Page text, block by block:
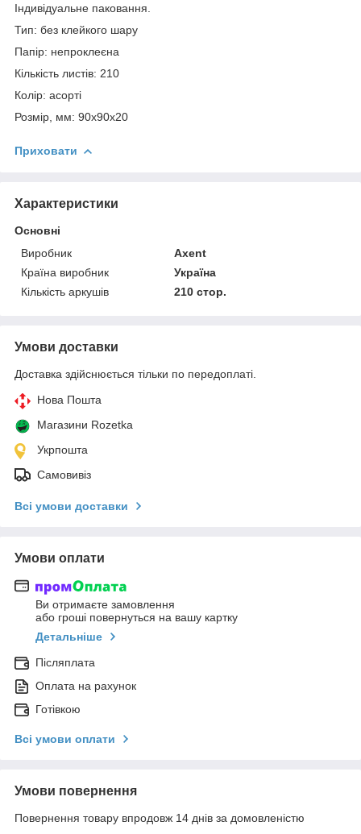
Індивідуальне паковання.
Тип: без клейкого шару
Папір: непроклеєна
Кількість листів: 210
Колір: асорті
Розмір, мм: 90x90x20
Приховати
Характеристики
Основні
Виробник
Axent
Країна виробник
Україна
Кількість аркушів
210 стор.
Умови доставки
Доставка здійснюється тільки по передоплаті.
Нова Пошта
Магазини Rozetka
Укрпошта
Самовивіз
Всі умови доставки
Умови оплати
Ви отримаєте замовлення
або гроші повернуться на вашу картку
Детальніше
Післяплата
Оплата на рахунок
Готівкою
Всі умови оплати
Умови повернення
Повернення товару впродовж 14 днів за домовленістю